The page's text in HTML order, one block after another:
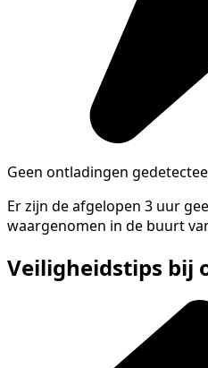
Geen ontladingen
Er zijn de afgelopen 3 uur
waargenomen in de buurt
Veiligheidstips bij